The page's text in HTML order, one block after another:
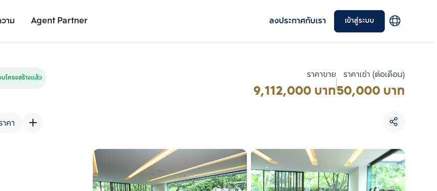
าม Agent Partner ลงประกาศกับเรา เข้าสู่ระบบ
รายละเอียดยูนิต
โครงสร้างแล้ว
คา
ราคาขาย
9,112,000 บาท
ราคาเช่า (ต่อเดือน)
50,000 บาท
เพิ่มยูนิตเปรียบเทียบ
รายการที่ 3
เลือกยูนิตเพื่อเปรียบเทียบ
เลือกได้สูงสุด 3 รายการ
เปรียบเทียบ